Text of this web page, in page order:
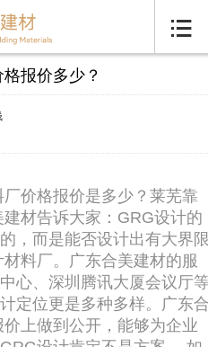

报价多少？
价格报价是多少？莱芜靠
材告诉大家：GRG设计的
，而是能否设计出有大界
料厂。广东合美建材的服
心、深圳腾讯大厦会议厅
定位更是多种多样。广东
上做到公开，能够为企业